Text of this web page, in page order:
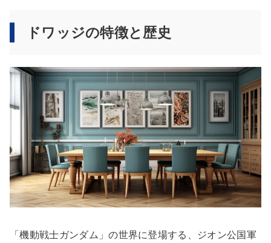
ドワッジの特徴と歴史
「機動戦士ガンダム」の世界に登場する、ジオン公国軍